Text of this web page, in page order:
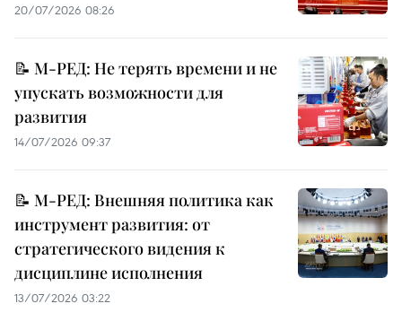
20/07/2026 08:26
📝 М-РЕД: Не терять времени и не
упускать возможности для
развития
14/07/2026 09:37
📝 М-РЕД: Внешняя политика как
инструмент развития: от
стратегического видения к
дисциплине исполнения
13/07/2026 03:22